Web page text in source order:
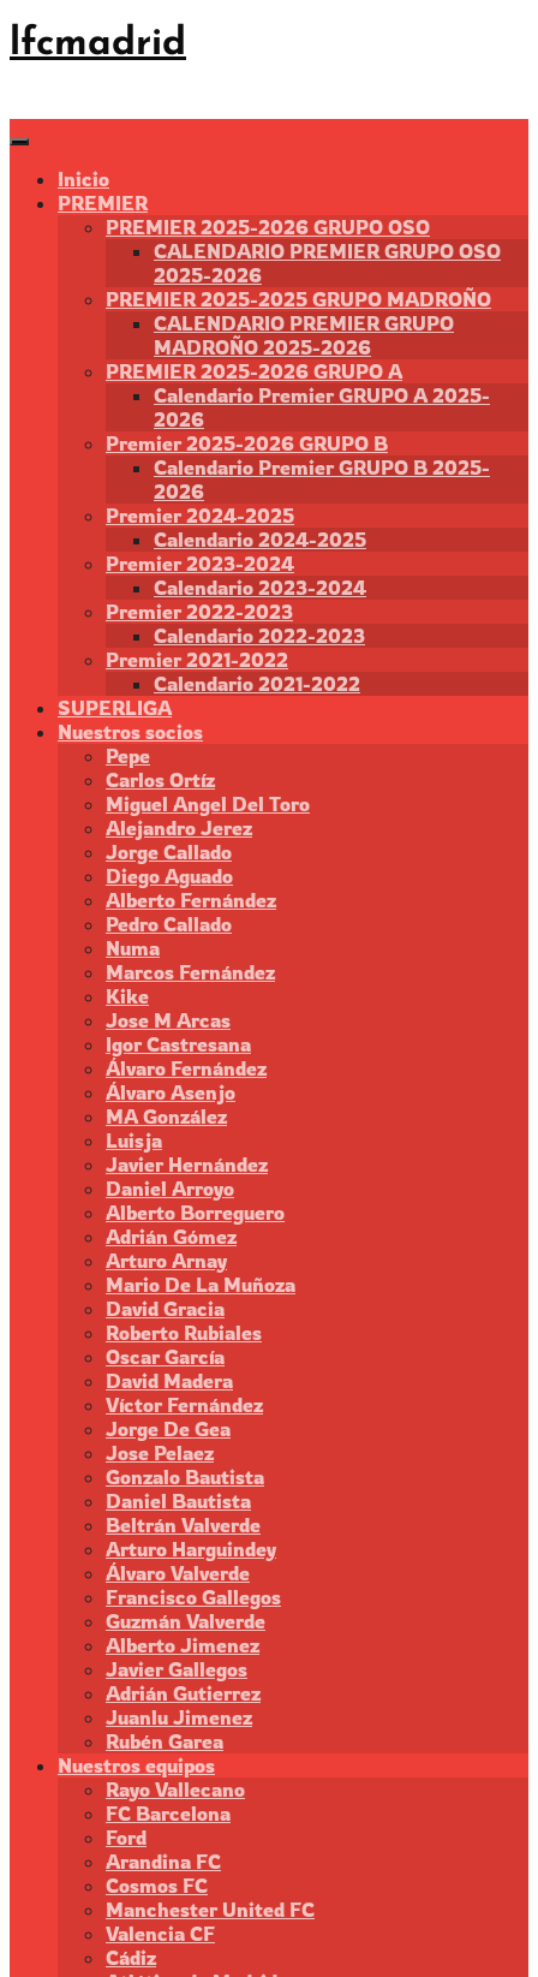
Saltar
al
lfcmadrid
Inicio
PREMIER
PREMIER 2025-2026 GRUPO OSO
CALENDARIO PREMIER GRUPO OSO
2025-2026
PREMIER 2025-2025 GRUPO MADROÑO
CALENDARIO PREMIER GRUPO
MADROÑO 2025-2026
PREMIER 2025-2026 GRUPO A
Calendario Premier GRUPO A 2025-
2026
Premier 2025-2026 GRUPO B
Calendario Premier GRUPO B 2025-
2026
Premier 2024-2025
Calendario 2024-2025
Premier 2023-2024
Calendario 2023-2024
Premier 2022-2023
Calendario 2022-2023
Premier 2021-2022
Calendario 2021-2022
SUPERLIGA
Nuestros socios
Pepe
Carlos Ortíz
Miguel Angel Del Toro
Alejandro Jerez
Jorge Callado
Diego Aguado
Alberto Fernández
Pedro Callado
Numa
Marcos Fernández
Kike
Jose M Arcas
Igor Castresana
Álvaro Fernández
Álvaro Asenjo
MA González
Luisja
Javier Hernández
Daniel Arroyo
Alberto Borreguero
Adrián Gómez
Arturo Arnay
Mario De La Muñoza
David Gracia
Roberto Rubiales
Oscar García
David Madera
Víctor Fernández
Jorge De Gea
Jose Pelaez
Gonzalo Bautista
Daniel Bautista
Beltrán Valverde
Arturo Harguindey
Álvaro Valverde
Francisco Gallegos
Guzmán Valverde
Alberto Jimenez
Javier Gallegos
Adrián Gutierrez
Juanlu Jimenez
Rubén Garea
Nuestros equipos
Rayo Vallecano
FC Barcelona
Ford
Arandina FC
Cosmos FC
Manchester United FC
Valencia CF
Cádiz